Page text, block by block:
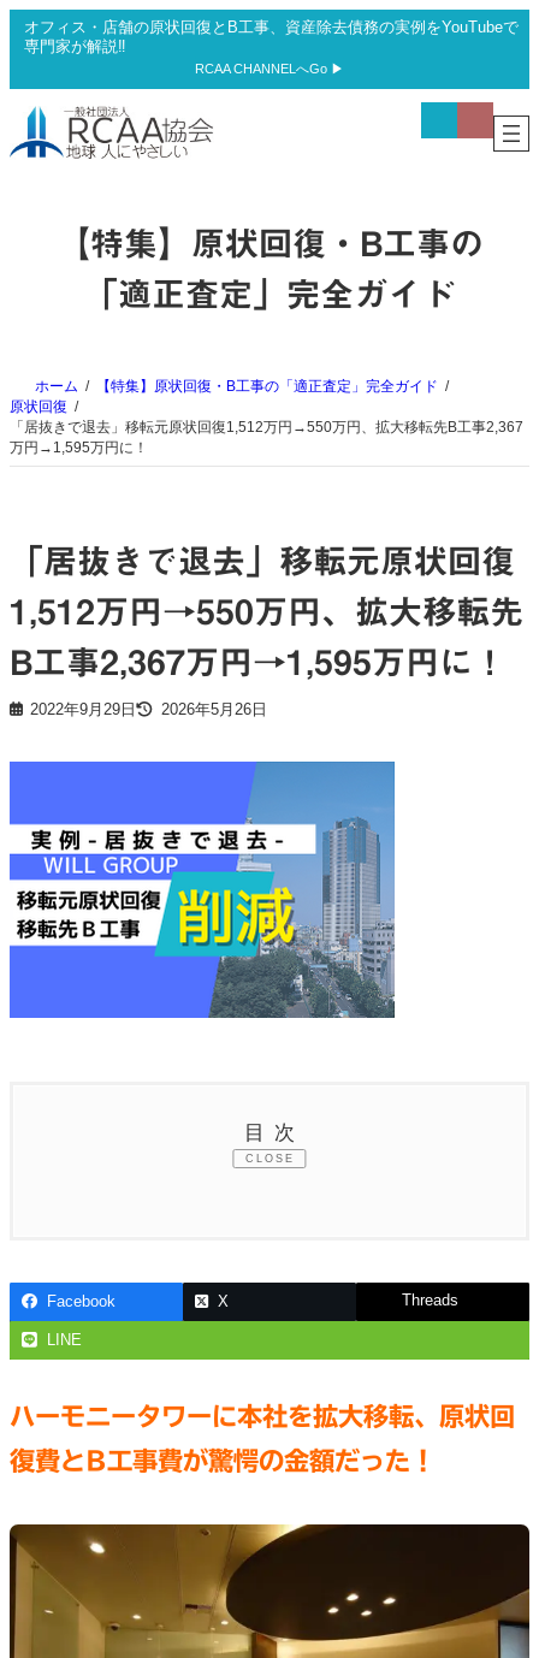
容
ス
プ
オフィス・店舗の原状回復とB工事、資産除去債務の実例をYouTubeで
専門家が解説‼
RCAA CHANNELへGo ▶
コ
コ
【特集】原状回復・B工事の
「適正査定」完全ガイド
ホーム
【特集】原状回復・B工事の「適正査定」完全ガイド
原状回復
「居抜きで退去」移転元原状回復1,512万円→550万円、拡大移転先B工事2,367
万円→1,595万円に！
「居抜きで退去」移転元原状回復
1,512万円→550万円、拡大移転先
B工事2,367万円→1,595万円に！
2022年9月29日 2026年5月26日
目次
CLOSE
Facebook X Threads
LINE
ハーモニータワーに本社を拡大移転、原状回
復費とB工事費が驚愕の金額だった！